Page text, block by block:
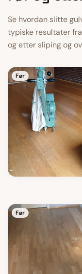
Se hvordan slitte
typiske resultater
og etter sliping og
Før
Før